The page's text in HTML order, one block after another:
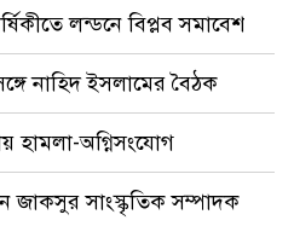
লন্ডনে বিপ্লব সমাবেশ
নাহিদ ইসলামের বৈঠক
হামলা-অগ্নিসংযোগ
জাকসুর সাংস্কৃতিক সম্পাদক